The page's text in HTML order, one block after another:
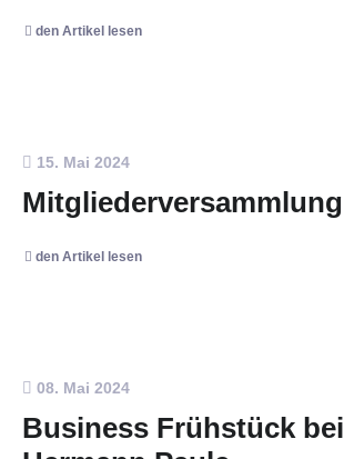
den Artikel lesen
15. Mai 2024
Mitgliederversammlung
den Artikel lesen
08. Mai 2024
Business Frühstück bei